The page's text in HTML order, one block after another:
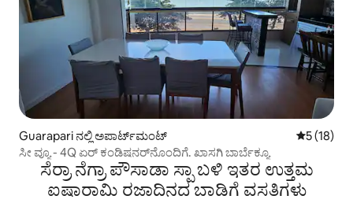
Guarapari ನಲ್ಲಿ ಅಪಾರ್ಟ್‌ಮಂಟ್ 5 ರಲ್ಲಿ 5
5 (18)
ಸೀ ವ್ಯೂ - 4Q ಏರ್ ಕಂಡಿಷನರ್‌ನೊಂದಿಗೆ. ಖಾಸಗಿ ಬಾರ್ಬೆಕ್ಯೂ
ಸೆರ್ರಾ ನೆಗ್ರಾ ಪೌಸಾಡಾ ಸ್ಪಾ ಬಳಿ ಇತರ ಉತ್ತಮ
ಐಷಾರಾಮಿ ರಜಾದಿನದ ಬಾಡಿಗೆ ವಸತಿಗಳು